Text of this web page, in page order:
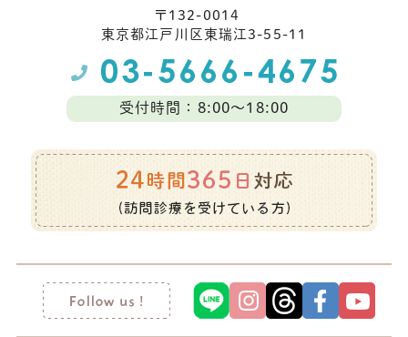
〒132-0014
東京都江⼾川区東瑞江3-55-11
受付時間：8:00～18:00